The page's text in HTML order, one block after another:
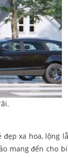
xa hoa, lộng
mang đến cho